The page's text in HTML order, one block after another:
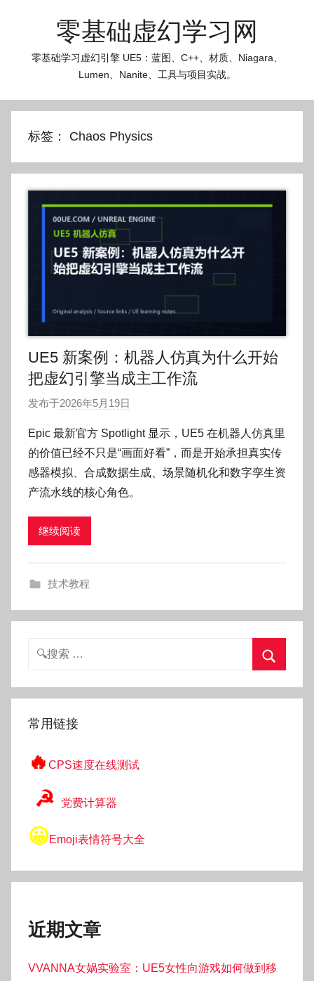
零基础虚幻学习网
零基础学习虚幻引擎 UE5：蓝图、C++、材质、Niagara、
Lumen、Nanite、工具与项目实战。
标签： Chaos Physics
UE5 新案例：机器人仿真为什么开始
把虚幻引擎当成主工作流
发布于2026年5月19日
:
O
k
g
Epic 最新官方 Spotlight 显示，UE5 在机器人仿真里
的价值已经不只是“画面好看”，而是开始承担真实传
感器模拟、合成数据生成、场景随机化和数字孪生资
产流水线的核心角色。
继续阅读
技术教程
搜
索
常用链接
🔥 CPS速度在线测试
☭ 党费计算器
😀Emoji表情符号大全
近期文章
VVANNA女娲实验室：UE5女性向游戏如何做到移